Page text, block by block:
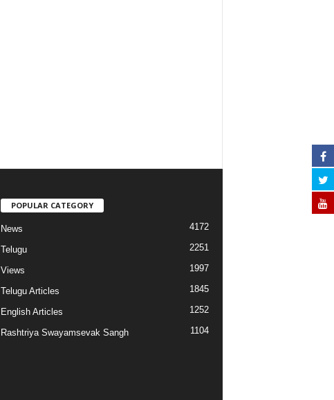
POPULAR CATEGORY
News 4172
Telugu 2251
Views 1997
Telugu Articles 1845
English Articles 1252
Rashtriya Swayamsevak Sangh 1104